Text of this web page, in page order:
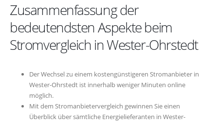
Zusammenfassung der
bedeutendsten Aspekte beim
Stromvergleich in Wester-Ohrstedt
Der Wechsel zu einem kostengünstigeren Stromanbieter in
Wester-Ohrstedt ist innerhalb weniger Minuten online
möglich.
Mit dem Stromanbietervergleich gewinnen Sie einen
Überblick über sämtliche Energielieferanten in Wester-